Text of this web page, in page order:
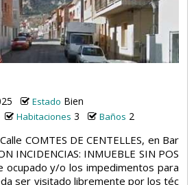
Estado Bien
Habitaciones 3 Baños 2
COMTES DE CENTELLES, en Bar
INCIDENCIAS: INMUEBLE SIN POS
ocupado y/o los impedimentos para
ser visitado libremente por los téc